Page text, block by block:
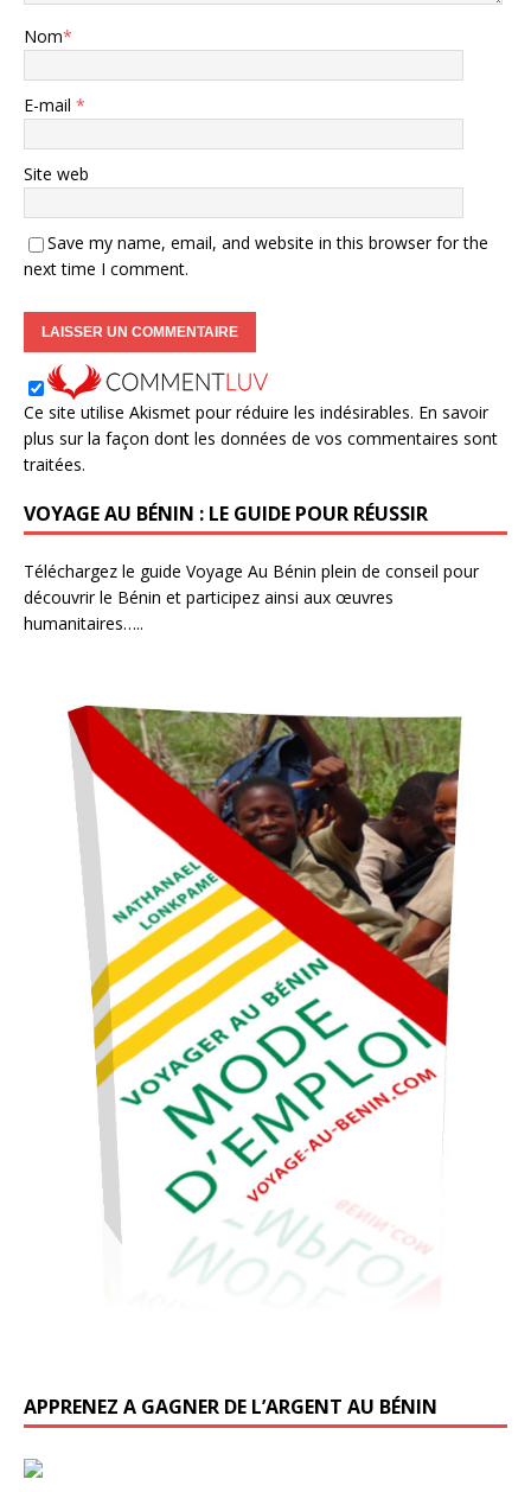
Nom*
E-mail *
Site web
Save my name, email, and website in this browser for the
next time I comment.
Ce site utilise Akismet pour réduire les indésirables. En savoir
plus sur la façon dont les données de vos commentaires sont
traitées.
VOYAGE AU BÉNIN : LE GUIDE POUR RÉUSSIR
Téléchargez le guide Voyage Au Bénin plein de conseil pour
découvrir le Bénin et participez ainsi aux œuvres
humanitaires…..
APPRENEZ A GAGNER DE L’ARGENT AU BÉNIN